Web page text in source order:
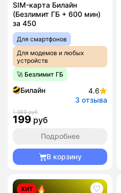
SIM-карта Билайн
(Безлимит ГБ + 600 мин)
за 450
Для смартфонов
Для модемов и любых
устройств
🚀 Безлимит ГБ
Билайн
4.6
3 отзыва
1 599 руб
199 руб
Подробнее
В корзину
ХИТ